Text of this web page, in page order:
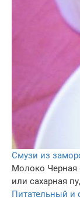
Смузи из
Молоко
или сахарная
Питательный и